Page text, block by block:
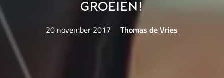
groeien!
20 november 2017 Thomas de Vries